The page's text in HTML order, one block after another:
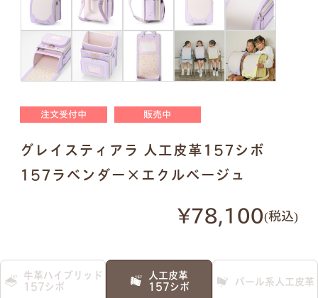
注文受付中 販売中
グレイスティアラ 人工皮革157シボ
157ラベンダー×エクルベージュ
¥78,100 税込
牛革ハイブリッド
157シボ
人工皮革
157シボ
パール系人工皮革
明朝体 筆記体
違いないかご確認ください。
●様々なパターンで印字が可能です。下記は入力例
例2）苗字を略称 明朝体
例3）下の名前のみ 明朝体 例4）フルネーム 筆記体